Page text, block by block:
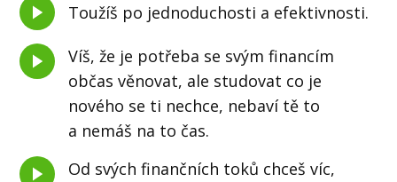
Toužíš po jednoduchosti a efektivnosti.
Víš, že je potřeba se svým financím
občas věnovat, ale studovat co je
nového se ti nechce, nebaví tě to
a nemáš na to čas.
Od svých finančních toků chceš víc,